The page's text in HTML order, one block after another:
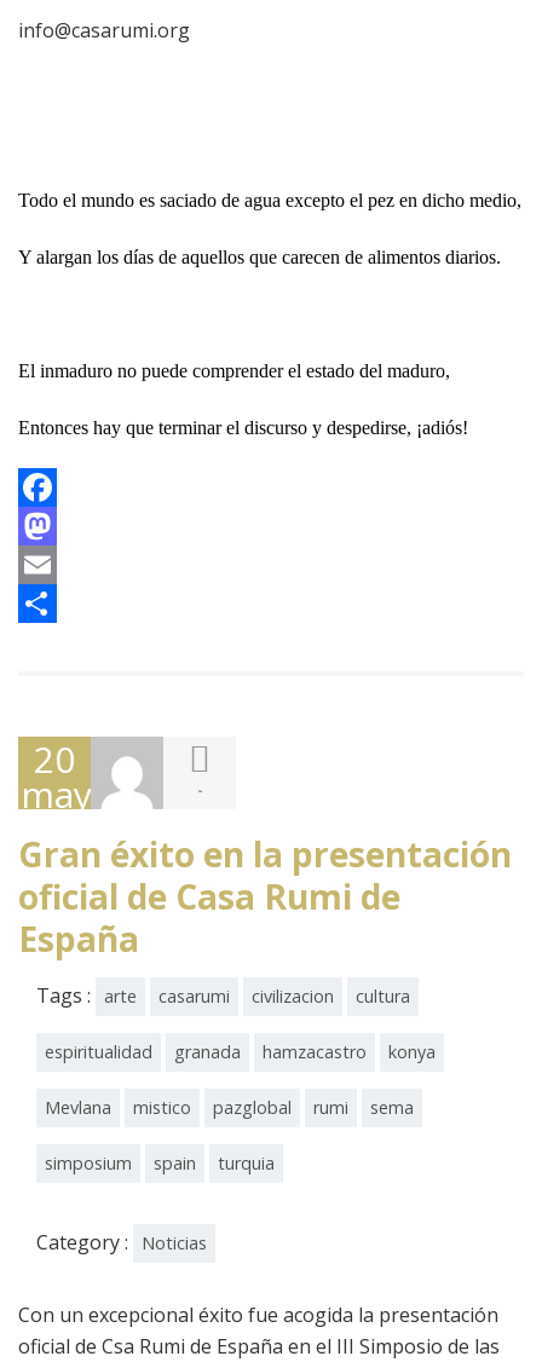
info@casarumi.org
Todo el mundo es saciado de agua excepto el pez en dicho medio,
Y alargan los días de aquellos que carecen de alimentos diarios.
El inmaduro no puede comprender el estado del maduro,
Entonces hay que terminar el discurso y despedirse, ¡adiós!
Facebook
Mastodon
Email
20
mayo,
2017
-
Gran éxito en la presentación
oficial de Casa Rumi de
España
Tags : arte casarumi civilizacion cultura
espiritualidad granada hamzacastro konya
Mevlana mistico pazglobal rumi sema
simposium spain turquia
Category : Noticias
Con un excepcional éxito fue acogida la presentación
oficial de Csa Rumi de España en el III Simposio de las